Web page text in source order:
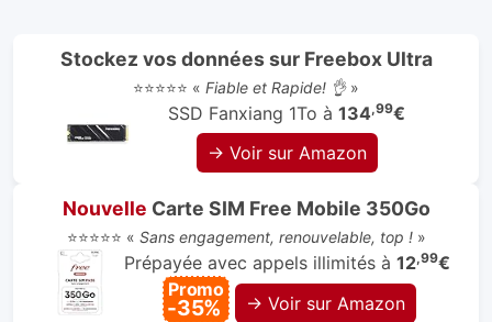
Stockez vos données sur Freebox Ultra
⭐⭐⭐⭐⭐ « Fiable et Rapide! 👌»
SSD Fanxiang 1To à 134,99€
→ Voir sur Amazon
Nouvelle Carte SIM Free Mobile 350Go
⭐⭐⭐⭐⭐ « Sans engagement, renouvelable, top !»
Prépayée avec appels illimités à 12,99€
Promo
-35% → Voir sur Amazon